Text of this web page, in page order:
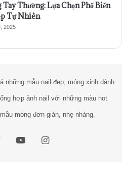
Tay Thường: Lựa Chọn Phổ Biến
Tự Nhiên
2025
những mẫu nail đẹp, móng xinh dành
hợp ảnh nail với những màu hot
móng đơn giản, nhẹ nhàng.
TwitterYouTubeInstagram